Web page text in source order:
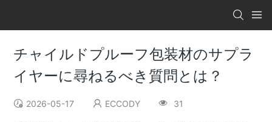
チャイルドプルーフ包装材のサプラ
イヤーに尋ねるべき質問とは？
2026-05-17 ECCODY 31